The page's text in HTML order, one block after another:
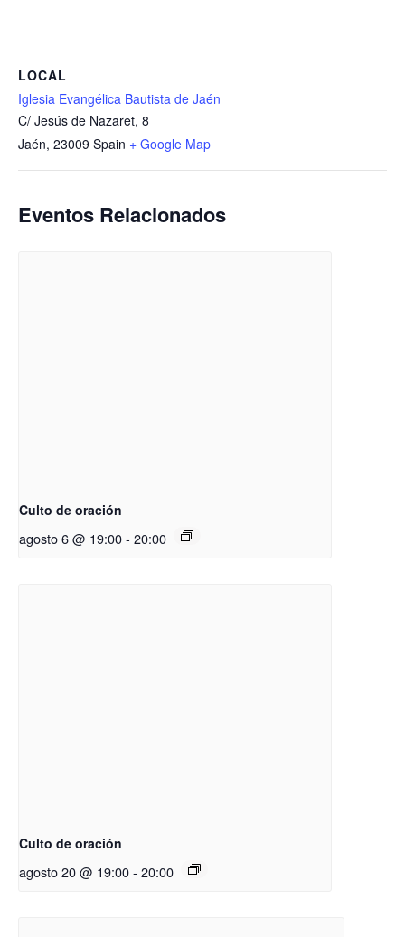
LOCAL
Iglesia Evangélica Bautista de Jaén
C/ Jesús de Nazaret, 8
Jaén, 23009 Spain + Google Map
Eventos Relacionados
Culto de oración
agosto 6 @ 19:00- 20:00
Culto de oración
agosto 20 @ 19:00- 20:00